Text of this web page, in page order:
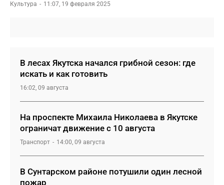
Культура 11:07, 19 февраля 2025
В лесах Якутска начался грибной сезон: где
искать и как готовить
16:02, 09 августа
На проспекте Михаила Николаева в Якутске
ограничат движение с 10 августа
Транспорт 14:00, 09 августа
В Сунтарском районе потушили один лесной
пожар